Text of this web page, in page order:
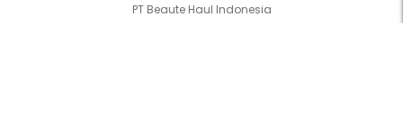
PT Beaute Haul Indonesia